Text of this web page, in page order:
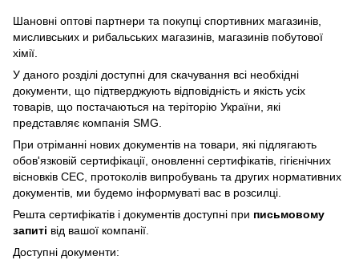
Шановні оптові партнери та покупці спортивних магазинів,
мисливських и рибальських магазинів, магазинів побутової
хімії.
У даного розділі доступні для скачування всі необхідні
документи, що підтверджують відповідність и якість усіх
товарів, що постачаються на теріторію України, які
представляє компанія SMG.
При отріманні нових документів на товари, які підлягають
обов'язковій сертифікації, оновленні сертифікатів, гігієнічних
вісновків СЕС, протоколів випробувань та других нормативних
документів, ми будемо інформуваті вас в розсилці.
Решта сертифікатів і документів доступні при письмовому
запиті від вашої компанії.
Доступні документи: